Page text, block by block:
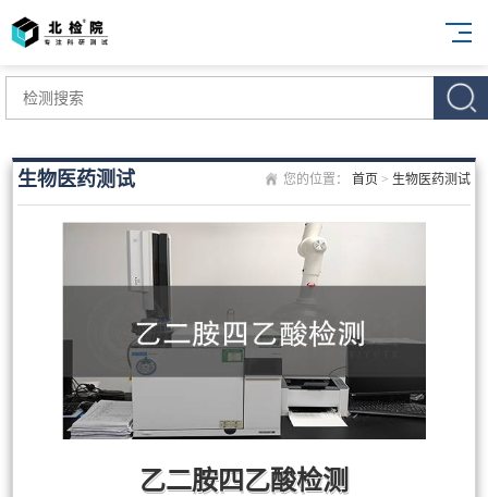
您的位置： 首页 > 生物医药测试
生物医药测试
乙二胺四乙酸检测